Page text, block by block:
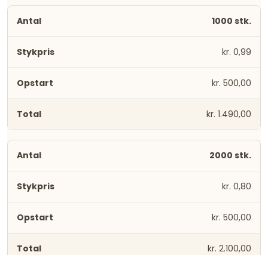
1000 stk.
kr. 0,99
kr. 500,00
kr. 1.490,00
2000 stk.
kr. 0,80
kr. 500,00
kr. 2.100,00